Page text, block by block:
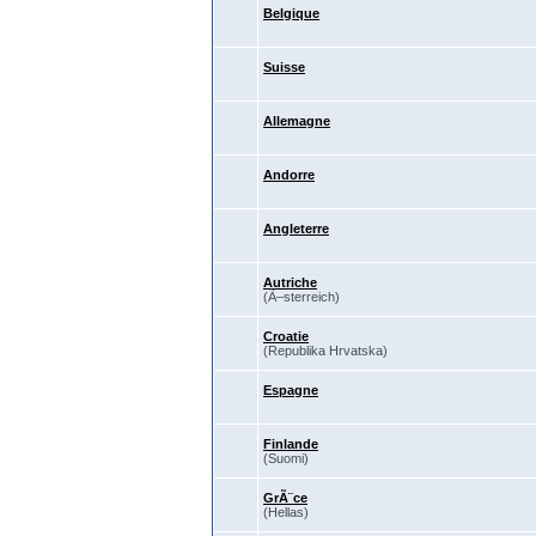
Belgique
Suisse
Allemagne
Andorre
Angleterre
Autriche
(Ã–sterreich)
Croatie
(Republika Hrvatska)
Espagne
Finlande
(Suomi)
GrÃ¨ce
(Hellas)